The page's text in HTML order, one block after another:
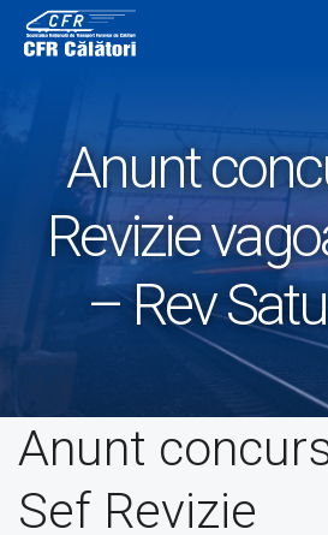
content
Anunt
Revizie
– Rev
Anunt
Sef Revizie